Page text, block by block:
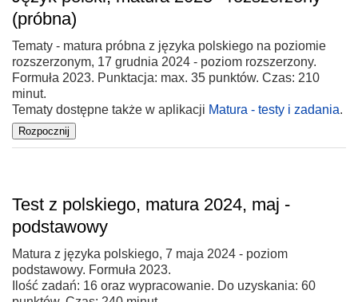
(próbna)
Tematy - matura próbna z języka polskiego na poziomie
rozszerzonym, 17 grudnia 2024 - poziom rozszerzony.
Formuła 2023. Punktacja: max. 35 punktów. Czas: 210
minut.
Tematy dostępne także w aplikacji Matura - testy i zadania.
Test z polskiego, matura 2024, maj -
podstawowy
Matura z języka polskiego, 7 maja 2024 - poziom
podstawowy. Formuła 2023.
Ilość zadań: 16 oraz wypracowanie. Do uzyskania: 60